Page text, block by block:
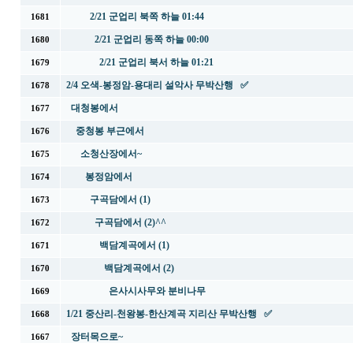
1681 2/21 군업리 북쪽 하늘 01:44
1680 2/21 군업리 동쪽 하늘 00:00
1679 2/21 군업리 북서 하늘 01:21
1678 2/4 오색-봉정암-용대리 설악사 무박산행 ✅
1677 대청봉에서
1676 중청봉 부근에서
1675 소청산장에서~
1674 봉정암에서
1673 구곡담에서 (1)
1672 구곡담에서 (2)^^
1671 백담계곡에서 (1)
1670 백담계곡에서 (2)
1669 은사시사무와 분비나무
1668 1/21 중산리-천왕봉-한산계곡 지리산 무박산행 ✅
1667 장터목으로~